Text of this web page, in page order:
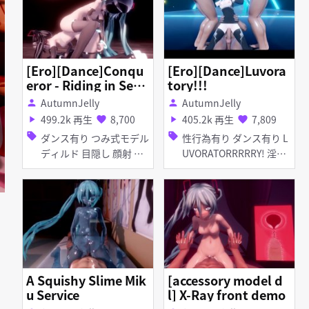
[Ero][Dance]Conqu
eror - Riding in Sext
acy
person AutumnJelly
play_arrow 499.2k 再生 favorite 8,700
sell ダンス有り つみ式モデル
ディルド 目隠し 顔射 手
コキ フェラ 乱交
[Ero][Dance]Luvora
tory!!!
person AutumnJelly
play_arrow 405.2k 再生 favorite 7,809
sell 性行為有り ダンス有り L
UVORATORRRRRY! 淫乱
フェラ 乱交
A Squishy Slime Mik
u Service
[accessory model d
l] X-Ray front demo